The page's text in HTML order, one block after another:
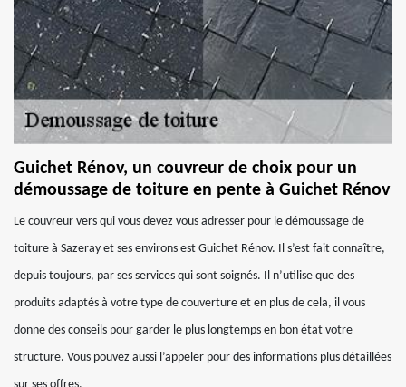
Guichet Rénov, un couvreur de choix pour un
démoussage de toiture en pente à Guichet Rénov
Le couvreur vers qui vous devez vous adresser pour le démoussage de
toiture à Sazeray et ses environs est Guichet Rénov. Il s’est fait connaître,
depuis toujours, par ses services qui sont soignés. Il n’utilise que des
produits adaptés à votre type de couverture et en plus de cela, il vous
donne des conseils pour garder le plus longtemps en bon état votre
structure. Vous pouvez aussi l’appeler pour des informations plus détaillées